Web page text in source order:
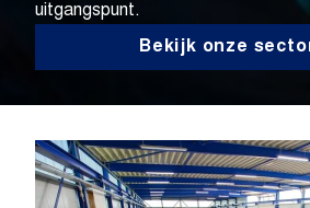
uitgangspunt.
Bekijk onze